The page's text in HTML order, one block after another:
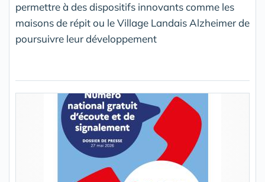
permettre à des dispositifs innovants comme les
maisons de répit ou le Village Landais Alzheimer de
poursuivre leur développement